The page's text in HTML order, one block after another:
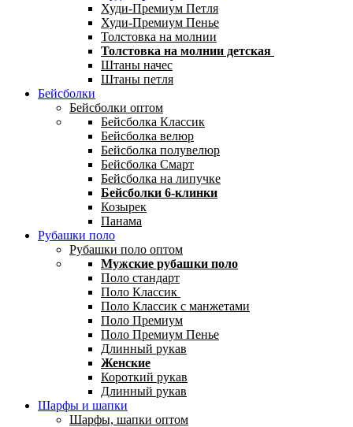
Худи-Премиум Петля
Худи-Премиум Пенье
Толстовка на молнии
Толстовка на молнии детская
Штаны начес
Штаны петля
Бейсболки
Бейсболки оптом
Бейсболка Классик
Бейсболка велюр
Бейсболка полувелюр
Бейсболка Смарт
Бейсболка на липучке
Бейсболки 6-клинки
Козырек
Панама
Рубашки поло
Рубашки поло оптом
Мужские рубашки поло
Поло стандарт
Поло Классик
Поло Классик с манжетами
Поло Премиум
Поло Премиум Пенье
Длинный рукав
Женские
Короткий рукав
Длинный рукав
Шарфы и шапки
Шарфы, шапки оптом